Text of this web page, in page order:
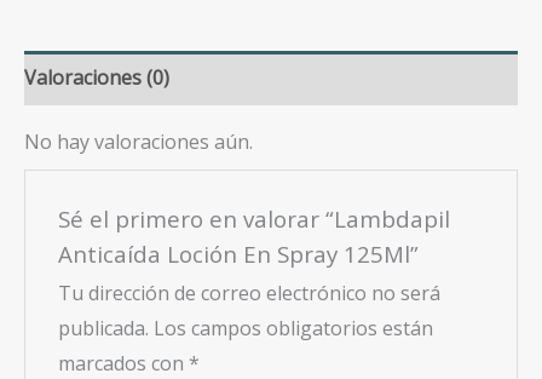
Valoraciones (0)
No hay valoraciones aún.
Sé el primero en valorar “Lambdapil
Anticaída Loción En Spray 125Ml”
Tu dirección de correo electrónico no será
publicada. Los campos obligatorios están
marcados con *